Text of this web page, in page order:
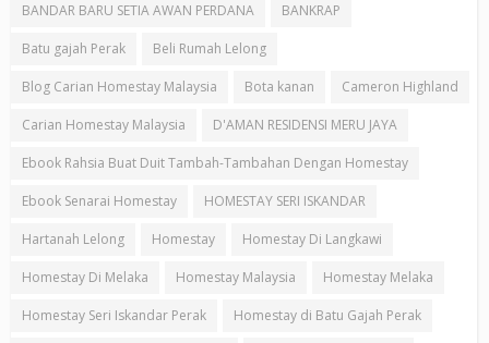
BANDAR BARU SETIA AWAN PERDANA BANKRAP
Batu gajah Perak Beli Rumah Lelong
Blog Carian Homestay Malaysia Bota kanan Cameron Highland
Carian Homestay Malaysia D'AMAN RESIDENSI MERU JAYA
Ebook Rahsia Buat Duit Tambah-Tambahan Dengan Homestay
Ebook Senarai Homestay HOMESTAY SERI ISKANDAR
Hartanah Lelong Homestay Homestay Di Langkawi
Homestay Di Melaka Homestay Malaysia Homestay Melaka
Homestay Seri Iskandar Perak Homestay di Batu Gajah Perak